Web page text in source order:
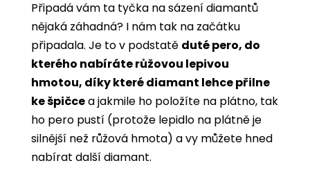
Připadá vám ta tyčka na sázení diamantů
nějaká záhadná? I nám tak na začátku
připadala. Je to v podstatě duté pero, do
kterého nabíráte růžovou lepivou
hmotou, díky které diamant lehce přilne
ke špičcea jakmile ho položíte na plátno, tak
ho pero pustí (protože lepidlo na plátně je
silnější než růžová hmota) a vy můžete hned
nabírat další diamant.